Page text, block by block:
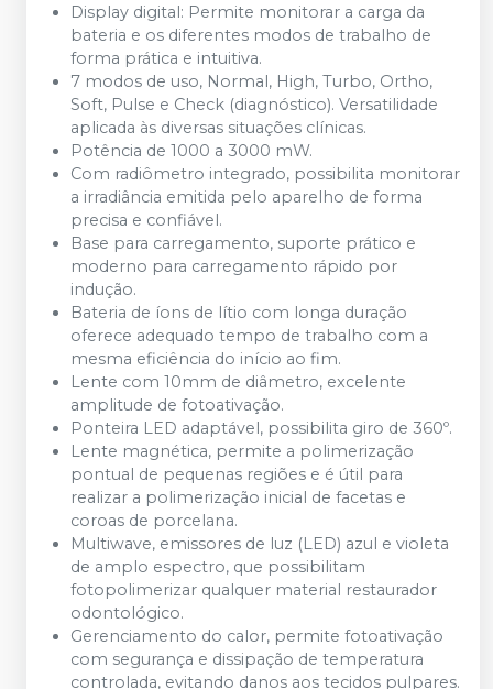
Display digital: Permite monitorar a carga da
bateria e os diferentes modos de trabalho de
forma prática e intuitiva.
7 modos de uso, Normal, High, Turbo, Ortho,
Soft, Pulse e Check (diagnóstico). Versatilidade
aplicada às diversas situações clínicas.
Potência de 1000 a 3000 mW.
Com radiômetro integrado, possibilita monitorar
a irradiância emitida pelo aparelho de forma
precisa e confiável.
Base para carregamento, suporte prático e
moderno para carregamento rápido por
indução.
Bateria de íons de lítio com longa duração
oferece adequado tempo de trabalho com a
mesma eficiência do início ao fim.
Lente com 10mm de diâmetro, excelente
amplitude de fotoativação.
Ponteira LED adaptável, possibilita giro de 360º.
Lente magnética, permite a polimerização
pontual de pequenas regiões e é útil para
realizar a polimerização inicial de facetas e
coroas de porcelana.
Multiwave, emissores de luz (LED) azul e violeta
de amplo espectro, que possibilitam
fotopolimerizar qualquer material restaurador
odontológico.
Gerenciamento do calor, permite fotoativação
com segurança e dissipação de temperatura
controlada, evitando danos aos tecidos pulpares.